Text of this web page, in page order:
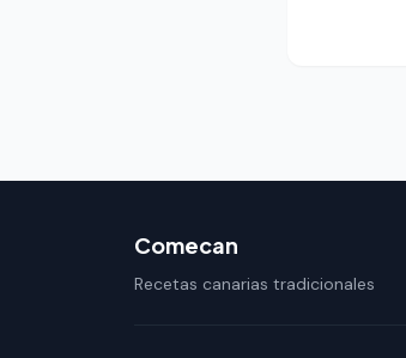
Comecan
Recetas canarias tradicionales